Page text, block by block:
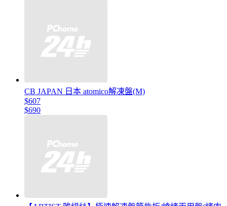
CB JAPAN 日本 atomico解凍盤(M)
$607
$690